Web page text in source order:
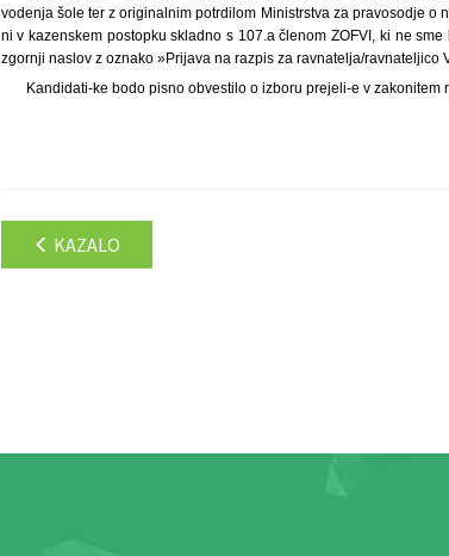
vodenja šole ter z originalnim potrdilom Ministrstva za pravosodje
ni v kazenskem postopku skladno s 107.a členom ZOFVI, ki ne
zgornji naslov z oznako »Prijava na razpis za ravnatelja/ravnateljico
Kandidati-ke bodo pisno obvestilo o izboru prejeli-e v zakonitem
KAZALO